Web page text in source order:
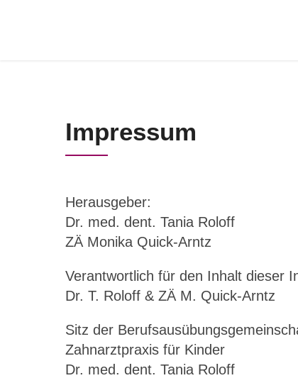
Impressum
Herausgeber:
Dr. med. dent. Tania Roloff
ZÄ Monika Quick-Arntz
Verantwortlich für den Inhalt dieser
Dr. T. Roloff & ZÄ M. Quick-Arntz
Sitz der
Zahnarztpraxis für Kinder
Dr. med. dent. Tania Roloff